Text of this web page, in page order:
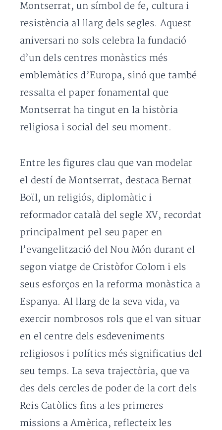
Montserrat, un símbol de fe, cultura i
resistència al llarg dels segles. Aquest
aniversari no sols celebra la fundació
d’un dels centres monàstics més
emblemàtics d’Europa, sinó que també
ressalta el paper fonamental que
Montserrat ha tingut en la història
religiosa i social del seu moment.
Entre les figures clau que van modelar
el destí de Montserrat, destaca Bernat
Boïl, un religiós, diplomàtic i
reformador català del segle XV, recordat
principalment pel seu paper en
l’evangelització del Nou Món durant el
segon viatge de Cristòfor Colom i els
seus esforços en la reforma monàstica a
Espanya. Al llarg de la seva vida, va
exercir nombrosos rols que el van situar
en el centre dels esdeveniments
religiosos i polítics més significatius del
seu temps. La seva trajectòria, que va
des dels cercles de poder de la cort dels
Reis Catòlics fins a les primeres
missions a Amèrica, reflecteix les